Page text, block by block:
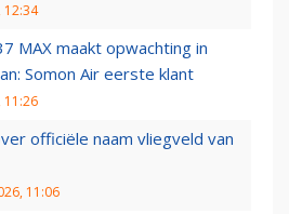
12:34
MAX maakt opwachting in
Somon Air eerste klant
11:26
officiële naam vliegveld van
11:06